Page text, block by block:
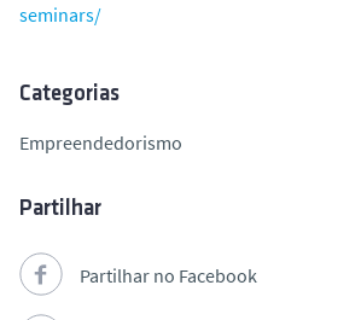
seminars/
Categorias
Empreendedorismo
Partilhar
Partilhar no Facebook